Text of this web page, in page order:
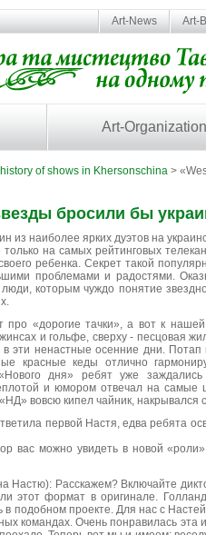
Art-News Art-
Art-Organization
of shows in Khersonschina >
бросили бы
из наиболее ярких дуэтов на
на самых рейтинговых
ребенка. Секрет такой
проблемами и радостями.
которым чуждо понятие
про «дорогие тачки», а вот к
и гольфе, сверху - песцовая
в эти ненастные осенние дни.
красные кеды отлично
дня» ребят уже
и юмором отвечал на самые
вовсю кипел чайник, накрывался
первой Настя, едва ребята
вас можно увидеть в новой
Настю): Расскажем? Включайте
этот формат в оригинале.
в подобном проекте. Для нас с
командах. Очень понравилась